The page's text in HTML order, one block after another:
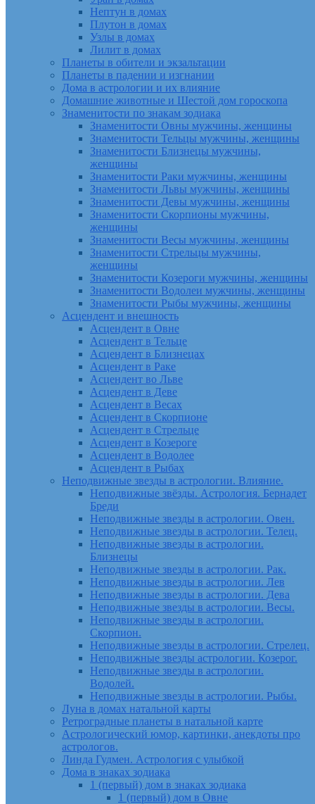
Нептун в домах
Плутон в домах
Узлы в домах
Лилит в домах
Планеты в обители и экзальтации
Планеты в падении и изгнании
Дома в астрологии и их влияние
Домашние животные и Шестой дом гороскопа
Знаменитости по знакам зодиака
Знаменитости Овны мужчины, женщины
Знаменитости Тельцы мужчины, женщины
Знаменитости Близнецы мужчины,
женщины
Знаменитости Раки мужчины, женщины
Знаменитости Львы мужчины, женщины
Знаменитости Девы мужчины, женщины
Знаменитости Скорпионы мужчины,
женщины
Знаменитости Весы мужчины, женщины
Знаменитости Стрельцы мужчины,
женщины
Знаменитости Козероги мужчины, женщины
Знаменитости Водолеи мужчины, женщины
Знаменитости Рыбы мужчины, женщины
Асцендент и внешность
Асцендент в Овне
Асцендент в Тельце
Асцендент в Близнецах
Асцендент в Раке
Асцендент во Льве
Асцендент в Деве
Асцендент в Весах
Асцендент в Скорпионе
Асцендент в Стрельце
Асцендент в Козероге
Асцендент в Водолее
Асцендент в Рыбах
Неподвижные звезды в астрологии. Влияние.
Неподвижные звёзды. Астрология. Бернадет
Бреди
Неподвижные звезды в астрологии. Овен.
Неподвижные звезды в астрологии. Телец.
Неподвижные звезды в астрологии.
Близнецы
Неподвижные звезды в астрологии. Рак.
Неподвижные звезды в астрологии. Лев
Неподвижные звезды в астрологии. Дева
Неподвижные звезды в астрологии. Весы.
Неподвижные звезды в астрологии.
Скорпион.
Неподвижные звезды в астрологии. Стрелец.
Неподвижные звезды астрологии. Козерог.
Неподвижные звезды в астрологии.
Водолей.
Неподвижные звезды в астрологии. Рыбы.
Луна в домах натальной карты
Ретроградные планеты в натальной карте
Астрологический юмор, картинки, анекдоты про
астрологов.
Линда Гудмен. Астрология с улыбкой
Дома в знаках зодиака
1 (первый) дом в знаках зодиака
1 (первый) дом в Овне